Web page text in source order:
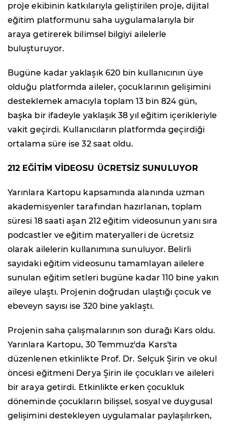
proje ekibinin katkılarıyla geliştirilen proje, dijital
eğitim platformunu saha uygulamalarıyla bir
araya getirerek bilimsel bilgiyi ailelerle
buluşturuyor.
Bugüne kadar yaklaşık 620 bin kullanıcının üye
olduğu platformda aileler, çocuklarının gelişimini
desteklemek amacıyla toplam 13 bin 824 gün,
başka bir ifadeyle yaklaşık 38 yıl eğitim içerikleriyle
vakit geçirdi. Kullanıcıların platformda geçirdiği
ortalama süre ise 32 saat oldu.
212 EĞİTİM VİDEOSU ÜCRETSİZ SUNULUYOR
Yarınlara Kartopu kapsamında alanında uzman
akademisyenler tarafından hazırlanan, toplam
süresi 18 saati aşan 212 eğitim videosunun yanı sıra
podcastler ve eğitim materyalleri de ücretsiz
olarak ailelerin kullanımına sunuluyor. Belirli
sayıdaki eğitim videosunu tamamlayan ailelere
sunulan eğitim setleri bugüne kadar 110 bine yakın
aileye ulaştı. Projenin doğrudan ulaştığı çocuk ve
ebeveyn sayısı ise 320 bine yaklaştı.
Projenin saha çalışmalarının son durağı Kars oldu.
Yarınlara Kartopu, 30 Temmuz'da Kars'ta
düzenlenen etkinlikte Prof. Dr. Selçuk Şirin ve okul
öncesi eğitmeni Derya Şirin ile çocukları ve aileleri
bir araya getirdi. Etkinlikte erken çocukluk
döneminde çocukların bilişsel, sosyal ve duygusal
gelişimini destekleyen uygulamalar paylaşılırken,